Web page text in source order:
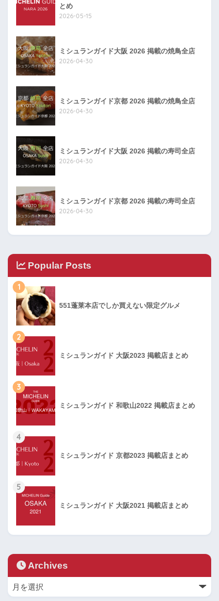
とめ
2026-05-15
ミシュランガイド大阪 2026 掲載の焼鳥全店
2026-04-30
ミシュランガイド京都 2026 掲載の焼鳥全店
2026-04-30
ミシュランガイド大阪 2026 掲載の寿司全店
2026-04-30
ミシュランガイド京都 2026 掲載の寿司全店
2026-04-30
Popular Posts
1
551蓬莱本店でしか買えない限定グルメ
2
ミシュランガイド 大阪2023 掲載店まとめ
3
ミシュランガイド 和歌山2022 掲載店まとめ
4
ミシュランガイド 京都2023 掲載店まとめ
5
ミシュランガイド 大阪2021 掲載店まとめ
Archives